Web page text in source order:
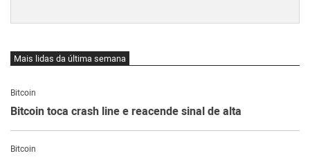
Mais lidas da última semana
Bitcoin
Bitcoin toca crash line e reacende sinal de alta
Bitcoin